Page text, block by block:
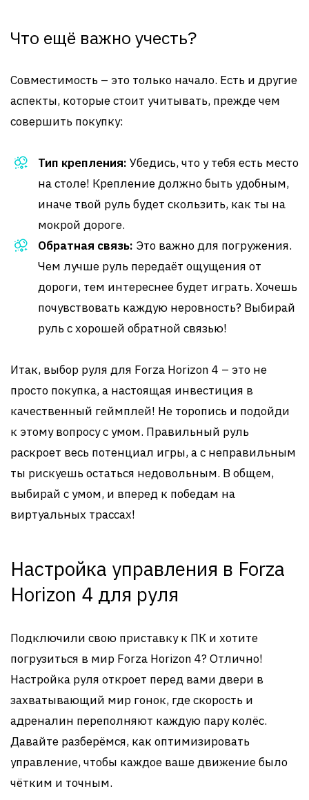
Что ещё важно учесть?
Совместимость – это только начало. Есть и другие
аспекты, которые стоит учитывать, прежде чем
совершить покупку:
Тип крепления: Убедись, что у тебя есть место
на столе! Крепление должно быть удобным,
иначе твой руль будет скользить, как ты на
мокрой дороге.
Обратная связь: Это важно для погружения.
Чем лучше руль передаёт ощущения от
дороги, тем интереснее будет играть. Хочешь
почувствовать каждую неровность? Выбирай
руль с хорошей обратной связью!
Итак, выбор руля для Forza Horizon 4 – это не
просто покупка, а настоящая инвестиция в
качественный геймплей! Не торопись и подойди
к этому вопросу с умом. Правильный руль
раскроет весь потенциал игры, а с неправильным
ты рискуешь остаться недовольным. В общем,
выбирай с умом, и вперед к победам на
виртуальных трассах!
Настройка управления в Forza
Horizon 4 для руля
Подключили свою приставку к ПК и хотите
погрузиться в мир Forza Horizon 4? Отлично!
Настройка руля откроет перед вами двери в
захватывающий мир гонок, где скорость и
адреналин переполняют каждую пару колёс.
Давайте разберёмся, как оптимизировать
управление, чтобы каждое ваше движение было
чётким и точным.